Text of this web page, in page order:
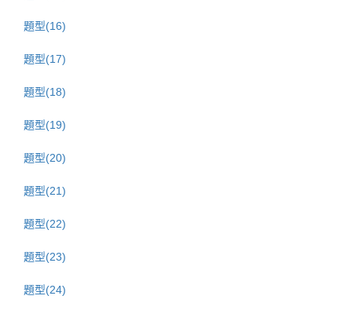
題型(16)
題型(17)
題型(18)
題型(19)
題型(20)
題型(21)
題型(22)
題型(23)
題型(24)